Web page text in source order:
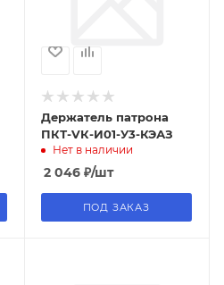
Держатель патрона
ПКТ-VК-И01-У3-КЭАЗ
Нет в наличии
2 046₽/шт
ПОД ЗАКАЗ